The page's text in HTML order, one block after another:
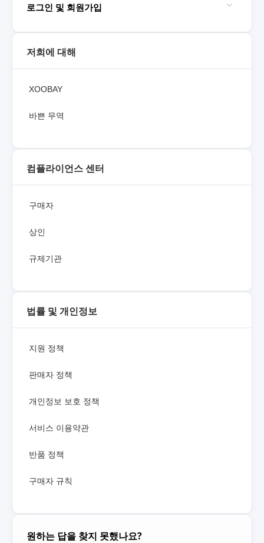
로그인 및 회원가입
저희에 대해
XOOBAY
바쁜 무역
컴플라이언스 센터
구매자
상인
규제기관
법률 및 개인정보
지원 정책
판매자 정책
개인정보 보호 정책
서비스 이용약관
반품 정책
구매자 규칙
원하는 답을 찾지 못했나요?